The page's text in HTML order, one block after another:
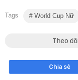
Tags World Cup Nữ
Theo
Chia sẻ